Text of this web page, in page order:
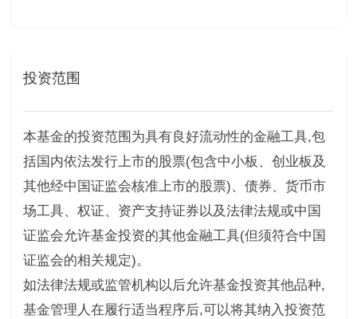
投资范围
本基金的投资范围为具有良好流动性的金融工具,包
括国内依法发行上市的股票(包含中小板、创业板及
其他经中国证监会核准上市的股票)、债券、货币市
场工具、权证、资产支持证券以及法律法规或中国
证监会允许基金投资的其他金融工具(但须符合中国
证监会的相关规定)。
如法律法规或监管机构以后允许基金投资其他品种,
基金管理人在履行适当程序后,可以将其纳入投资范